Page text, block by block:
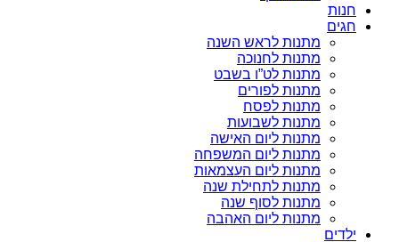
חנות
חגים
מתנות לראש השנה
מתנות לחנוכה
מתנות לט”ו בשבט
מתנות לפורים
מתנות לפסח
מתנות לשבועות
מתנות ליום האישה
מתנות ליום המשפחה
מתנות ליום העצמאות
מתנות לתחילת שנה
מתנות לסוף שנה
מתנות ליום האהבה
ילדים